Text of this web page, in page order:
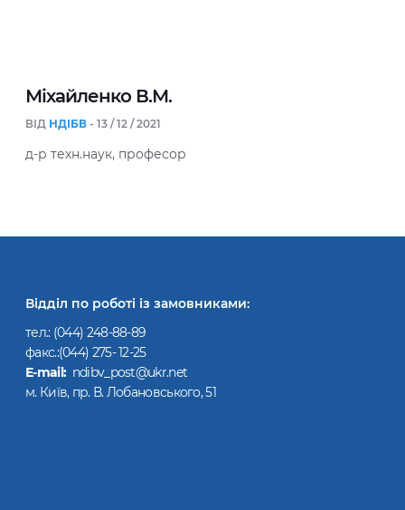
Міхайленко В.М.
ВІД НДІБВ - 13 / 12 / 2021
д-р техн.наук, професор
Відділ по роботі із замовниками:
тел.: (044) 248-88-89
факс.:(044) 275- 12-25
Е-mail: ndibv_post@ukr.net
м. Київ, пр. В. Лобановського, 51